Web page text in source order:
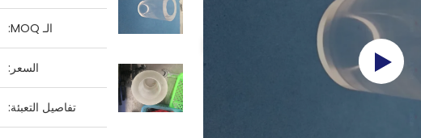
الـ MOQ:
السعر:
تفاصيل التعبئة: